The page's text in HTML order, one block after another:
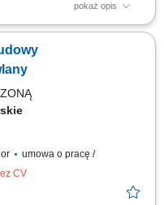
pokaż opis
elektroenergetycznych pod
budowy; Przygotowywanie
materiałowych i rozliczeń;
umowa o pracę /
CV